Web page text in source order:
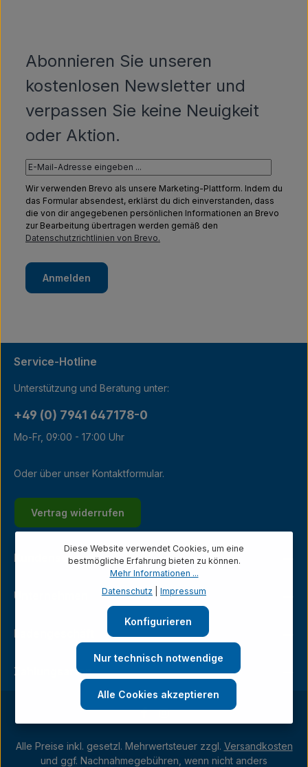
Abonnieren Sie unseren
kostenlosen Newsletter und
verpassen Sie keine Neuigkeit
oder Aktion.
Wir verwenden Brevo als unsere Marketing-Plattform. Indem du
das Formular absendest, erklärst du dich einverstanden, dass
die von dir angegebenen persönlichen Informationen an Brevo
zur Bearbeitung übertragen werden gemäß den
Datenschutzrichtlinien von Brevo.
Anmelden
Service-Hotline
Unterstützung und Beratung unter:
+49 (0) 7941 647178-0
Mo-Fr, 09:00 - 17:00 Uhr
Oder über unser Kontaktformular.
Vertrag widerrufen
Kundenservice
Unternehmen
Zahlungsarten
Alle Preise inkl. gesetzl. Mehrwertsteuer zzgl. Versandkosten
und ggf. Nachnahmegebühren, wenn nicht anders
Diese Website verwendet Cookies, um eine
bestmögliche Erfahrung bieten zu können.
Mehr Informationen ...
Datenschutz
Impressum
Nur technisch notwendige
Konfigurieren
Alle Cookies akzeptieren